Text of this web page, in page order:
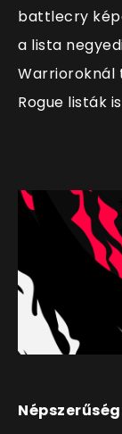
battlecry
a lista
Warrioroknál
Rogue listák